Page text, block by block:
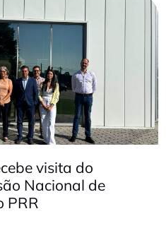
visita do
Nacional de
PRR